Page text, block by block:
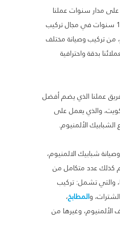
مدار سنوات عملنا
الطويلة والتي تتجاوز الـ 10 سنوات في مجال تركيب
من تركيب وصيانة مختلف
بدقة واحترافية
عملنا الذي يضم أفضل
والذي يعمل على
الألمنيوم.
شبابيك الالمنيوم،
كذلك عدد متكامل من
والتي تشمل: تركيب
والمطابخ،
وغيرها من